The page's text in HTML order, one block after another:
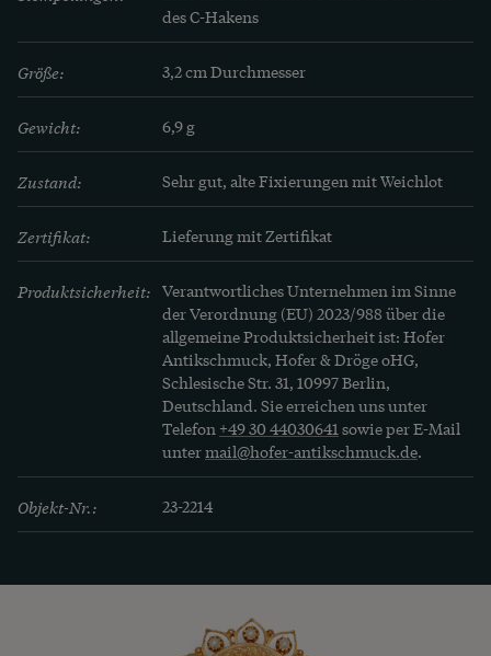
kleine Wunder der Natur. Der Preis für
Naturperlen lag in den Jahren um 1900 etwa auf
dem Niveau gleich großer Diamanten. Perlen für
eine Halskette wurden meist aus Kostengründen
einzeln erworben und über viele Jahre
beisammen war.
Naturperlen sind stets wunderbare Unikate der
Natur – und heute nur noch selten zu finden.
des C-Hakens
Größe: 3,2 cm Durchmesser
Gewicht: 6,9 g
Zustand: Sehr gut, alte Fixierungen mit Weichlot
Zertifikat: Lieferung mit Zertifikat
Produktsicherheit: Verantwortliches Unternehmen im Sinne
der Verordnung (EU) 2023/988 über die
allgemeine Produktsicherheit ist: Hofer
Antikschmuck, Hofer & Dröge oHG,
Schlesische Str. 31, 10997 Berlin,
Deutschland. Sie erreichen uns unter
Telefon +49 30 44030641sowie per E-Mail
untermail@hofer-antikschmuck.de.
Objekt-Nr.: 23-2214